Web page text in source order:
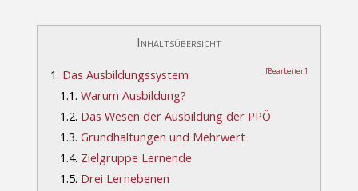
Inhaltsübersicht
1. Das Ausbildungssystem [Bearbeiten]
1.1. Warum Ausbildung?
1.2. Das Wesen der Ausbildung der PPÖ
1.3. Grundhaltungen und Mehrwert
1.4. Zielgruppe Lernende
1.5. Drei Lernebenen